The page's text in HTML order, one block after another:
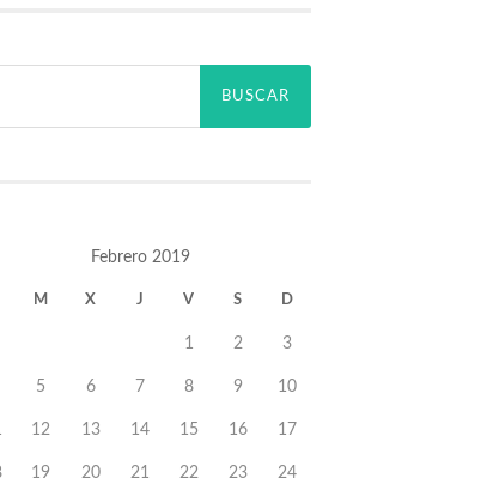
Febrero 2019
M X J V S D
1 2 3
5 6 7 8 9 10
12 13 14 15 16 17
19 20 21 22 23 24